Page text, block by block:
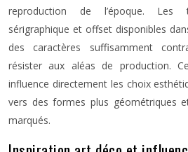
reproduction de l’époque. Les
sérigraphique et offset disponibles
des caractères suffisamment
résister aux aléas de production.
influence directement les choix
vers des formes plus géométriques
marqués.